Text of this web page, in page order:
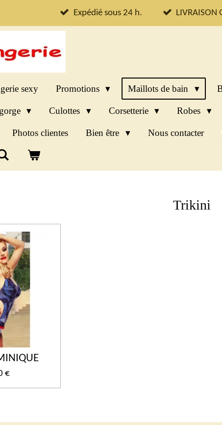
Expédié sous 24 h. LIVRAISON
sexy Promotions Maillots de bain
Culottes Corsetterie Robes
Photos clientes Bien être Nous contacter
Trikini
€